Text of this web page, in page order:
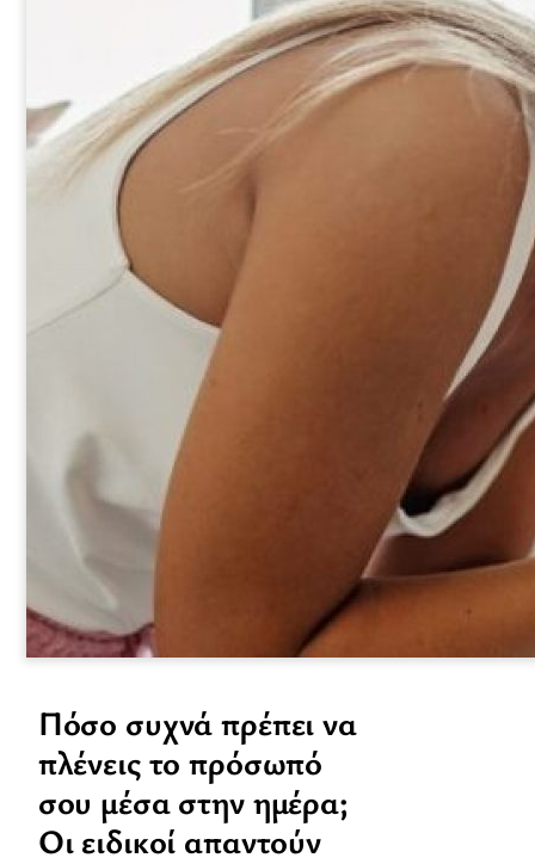
Πόσο συχνά πρέπει να
πλένεις το πρόσωπό
σου μέσα στην ημέρα;
Οι ειδικοί απαντούν